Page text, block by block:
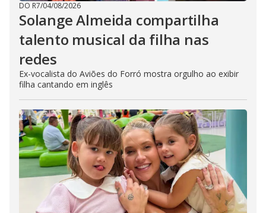
DO R7/04/08/2026
Solange Almeida compartilha
talento musical da filha nas
redes
Ex-vocalista do Aviões do Forró mostra orgulho ao exibir
filha cantando em inglês